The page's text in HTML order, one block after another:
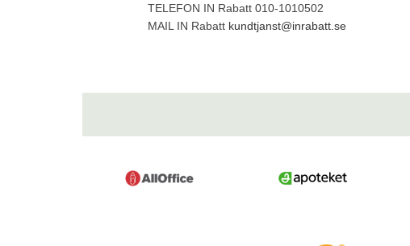
TELEFON IN Rabatt 010-1010502
MAIL IN Rabatt kundtjanst@inrabatt.se